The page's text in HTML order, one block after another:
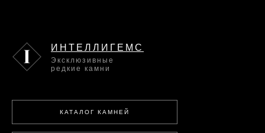
КАТАЛОГ КАМНЕЙ
Эксклюзивные
редкие камни
ИНТЕЛЛИГЕМС